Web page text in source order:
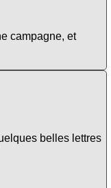
campagne, et
belles lettres